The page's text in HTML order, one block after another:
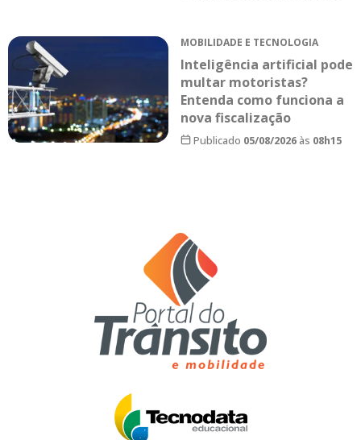
MOBILIDADE E TECNOLOGIA
Inteligência artificial pode
multar motoristas?
Entenda como funciona a
nova fiscalização
Publicado 05/08/2026às 08h15